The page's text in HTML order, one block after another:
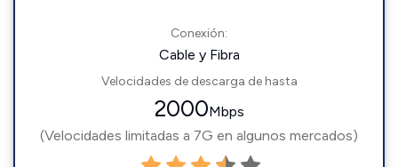
Conexión:
Cable y Fibra
Velocidades de descarga de hasta
2000Mbps
(Velocidades limitadas a 7G en algunos mercados)